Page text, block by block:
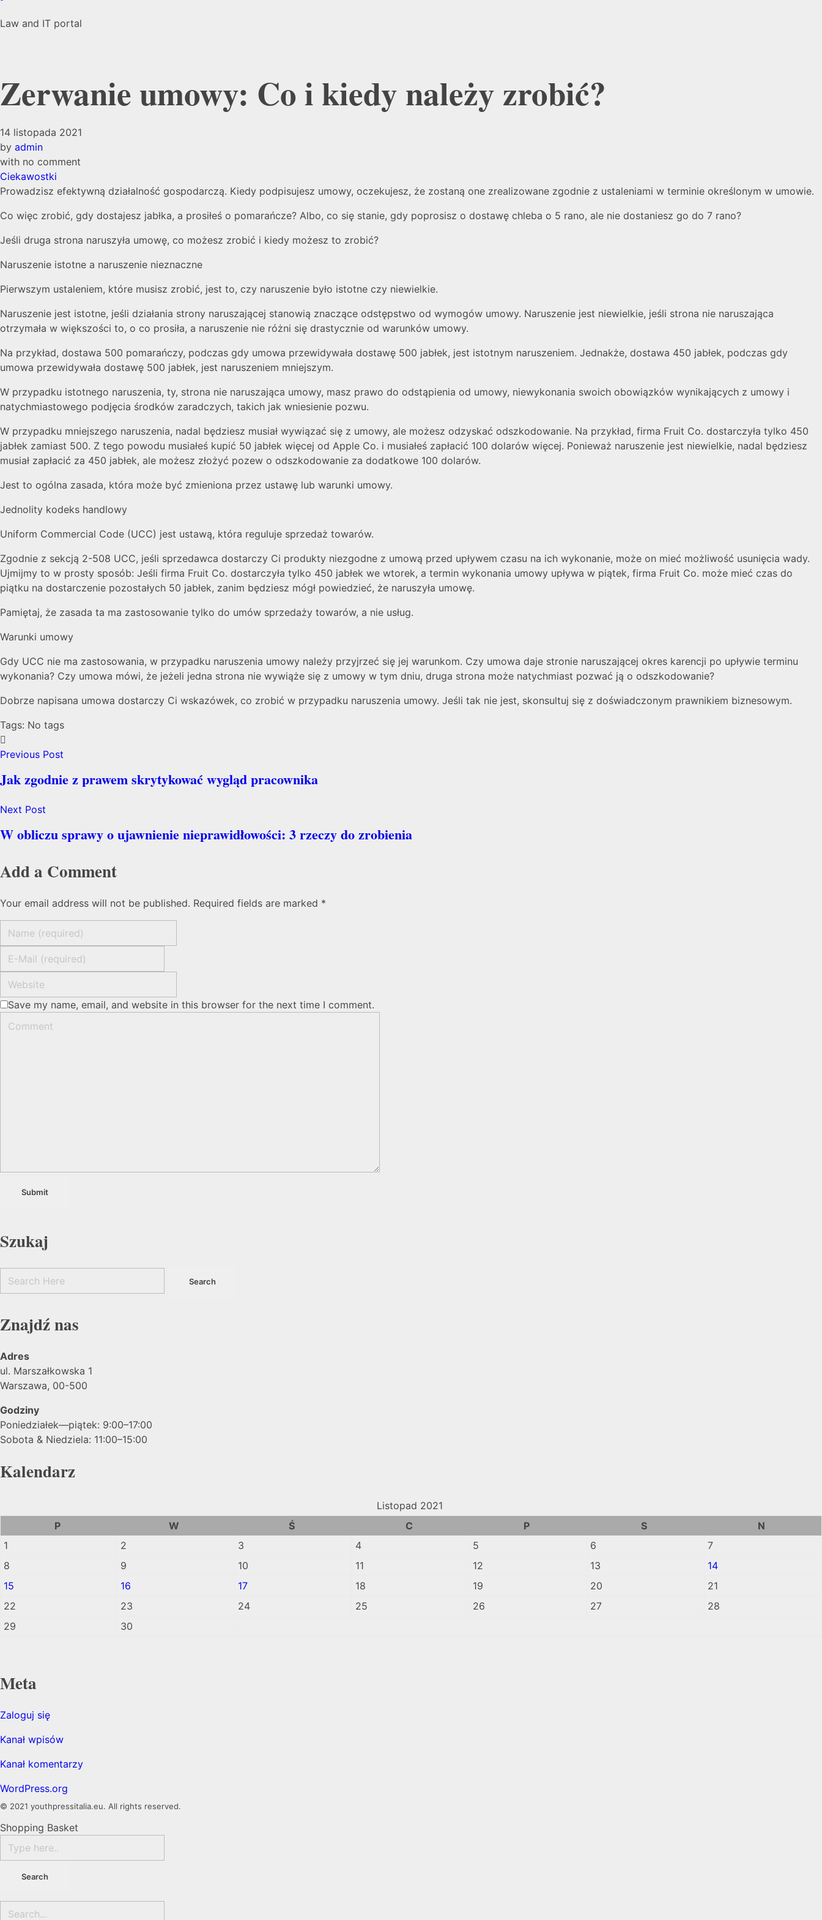
Law and IT portal
Zerwanie umowy: Co i kiedy należy zrobić?
14 listopada 2021
by admin
with no comment
Ciekawostki
Prowadzisz efektywną działalność gospodarczą. Kiedy podpisujesz umowy, oczekujesz, że zostaną one zrealizowane zgodnie z ustaleniami w terminie określonym w umowie.
Co więc zrobić, gdy dostajesz jabłka, a prosiłeś o pomarańcze? Albo, co się stanie, gdy poprosisz o dostawę chleba o 5 rano, ale nie dostaniesz go do 7 rano?
Jeśli druga strona naruszyła umowę, co możesz zrobić i kiedy możesz to zrobić?
Naruszenie istotne a naruszenie nieznaczne
Pierwszym ustaleniem, które musisz zrobić, jest to, czy naruszenie było istotne czy niewielkie.
Naruszenie jest istotne, jeśli działania strony naruszającej stanowią znaczące odstępstwo od wymogów umowy. Naruszenie jest niewielkie, jeśli strona nie naruszająca
otrzymała w większości to, o co prosiła, a naruszenie nie różni się drastycznie od warunków umowy.
Na przykład, dostawa 500 pomarańczy, podczas gdy umowa przewidywała dostawę 500 jabłek, jest istotnym naruszeniem. Jednakże, dostawa 450 jabłek, podczas gdy
umowa przewidywała dostawę 500 jabłek, jest naruszeniem mniejszym.
W przypadku istotnego naruszenia, ty, strona nie naruszająca umowy, masz prawo do odstąpienia od umowy, niewykonania swoich obowiązków wynikających z umowy i
natychmiastowego podjęcia środków zaradczych, takich jak wniesienie pozwu.
W przypadku mniejszego naruszenia, nadal będziesz musiał wywiązać się z umowy, ale możesz odzyskać odszkodowanie. Na przykład, firma Fruit Co. dostarczyła tylko 450
jabłek zamiast 500. Z tego powodu musiałeś kupić 50 jabłek więcej od Apple Co. i musiałeś zapłacić 100 dolarów więcej. Ponieważ naruszenie jest niewielkie, nadal będziesz
musiał zapłacić za 450 jabłek, ale możesz złożyć pozew o odszkodowanie za dodatkowe 100 dolarów.
Jest to ogólna zasada, która może być zmieniona przez ustawę lub warunki umowy.
Jednolity kodeks handlowy
Uniform Commercial Code (UCC) jest ustawą, która reguluje sprzedaż towarów.
Zgodnie z sekcją 2-508 UCC, jeśli sprzedawca dostarczy Ci produkty niezgodne z umową przed upływem czasu na ich wykonanie, może on mieć możliwość usunięcia wady.
Ujmijmy to w prosty sposób: Jeśli firma Fruit Co. dostarczyła tylko 450 jabłek we wtorek, a termin wykonania umowy upływa w piątek, firma Fruit Co. może mieć czas do
piątku na dostarczenie pozostałych 50 jabłek, zanim będziesz mógł powiedzieć, że naruszyła umowę.
Pamiętaj, że zasada ta ma zastosowanie tylko do umów sprzedaży towarów, a nie usług.
Warunki umowy
Gdy UCC nie ma zastosowania, w przypadku naruszenia umowy należy przyjrzeć się jej warunkom. Czy umowa daje stronie naruszającej okres karencji po upływie terminu
wykonania? Czy umowa mówi, że jeżeli jedna strona nie wywiąże się z umowy w tym dniu, druga strona może natychmiast pozwać ją o odszkodowanie?
Dobrze napisana umowa dostarczy Ci wskazówek, co zrobić w przypadku naruszenia umowy. Jeśli tak nie jest, skonsultuj się z doświadczonym prawnikiem biznesowym.
Tags: No tags
Previous Post
Jak zgodnie z prawem skrytykować wygląd pracownika
Next Post
W obliczu sprawy o ujawnienie nieprawidłowości: 3 rzeczy do zrobienia
Add a Comment
Your email address will not be published. Required fields are marked *
Save my name, email, and website in this browser for the next time I comment.
Szukaj
Znajdź nas
Adres
ul. Marszałkowska 1
Warszawa, 00-500
Godziny
Poniedziałek—piątek: 9:00–17:00
Sobota & Niedziela: 11:00–15:00
Kalendarz
Listopad 2021
P
W Ś C P S
N
1
2 3 4 5 6
7
8
9 10 11 12 13
14
15
16 17 18 19 20
21
22
23 24 25 26 27
28
29
30
Meta
Zaloguj się
Kanał wpisów
Kanał komentarzy
WordPress.org
© 2021 youthpressitalia.eu. All rights reserved.
Shopping Basket